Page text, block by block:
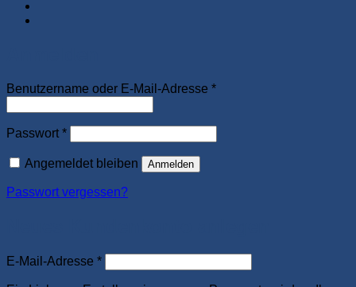
Benutzername oder E-Mail-Adresse *Erforderlich
Passwort *Erforderlich
Angemeldet bleiben Anmelden
Passwort vergessen?
E-Mail-Adresse *Erforderlich